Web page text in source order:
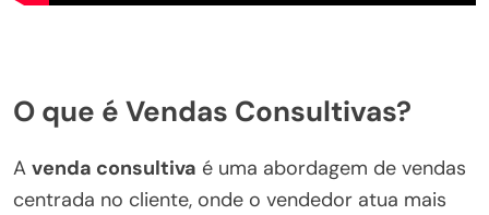
O que é Vendas Consultivas?
A venda consultiva é uma abordagem de vendas
centrada no cliente, onde o vendedor atua mais